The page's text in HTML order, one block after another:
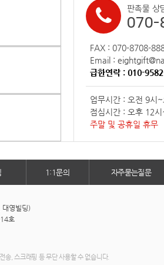
판촉물 상
070-
FAX : 070-8708-
Email :
급한연락 : 010-
업무시간 : 오전 9시~
점심시간 : 오후 12시
주말 및 공휴일 휴무
1:1문의 자주묻는질문
대영빌딩)
호
송, 스크래핑 등 무단 사용할 수 없습니다.